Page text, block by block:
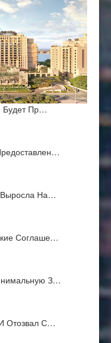
Будет Пр…
Выросла На…
Соглаше…
З…
Отозвал С…